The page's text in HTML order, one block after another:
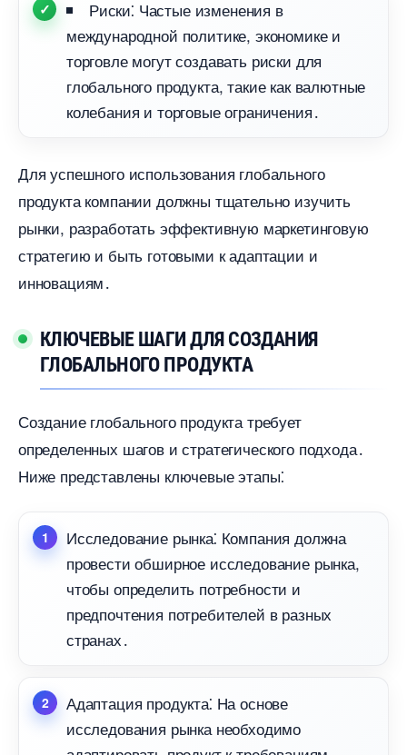
Риски⁚ Частые изменения
международной политике, экономике и
торговле могут создавать риски для
лобального продукта, такие как валютные
колебания и торговые ограничения․
Для успешного использования глобального
продукта компании должны тщательно изучить
рынки, разработать эффективную маркетинговую
стратегию и быть готовыми к адаптации и
инновациям․
КЛЮЧЕВЫЕ ШАГИ ДЛЯ СОЗДАНИЯ
ГЛОБАЛЬНОГО ПРОДУКТА
Создание глобального продукта требует
определенных шагов и стратегического подхода․
Ниже представлены ключевые этапы⁚
Исследование рынка⁚ Компания должна
провести обширное исследование рынка,
чтобы определить потребности и
предпочтения потребителей в разных
странах․
Адаптация продукта⁚ На основе
исследования рынка необходимо